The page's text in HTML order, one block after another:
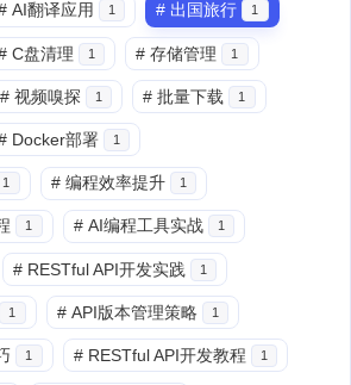
AI翻译应用 1 # 出国旅行 1
C盘清理 1 # 存储管理 1
# 视频嗅探 1 # 批量下载 1
Docker部署 1
1 # 编程效率提升 1
1 # AI编程工具实战 1
# RESTful API开发实践 1
1 # API版本管理策略 1
1 # RESTful API开发教程 1